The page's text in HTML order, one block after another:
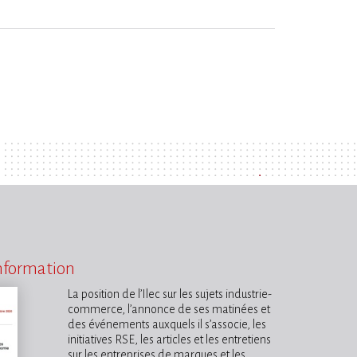
La position de l’Ilec sur les sujets industrie-
commerce, l’annonce de ses matinées et
des événements auxquels il s’associe, les
initiatives RSE, les articles et les entretiens
sur les entreprises de marques et les